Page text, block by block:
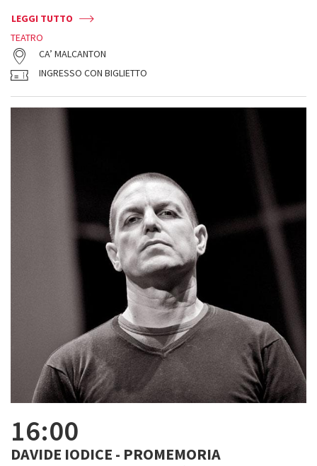
LEGGI TUTTO
TEATRO
CA’ MALCANTON
INGRESSO CON BIGLIETTO
16:00
DAVIDE IODICE - PROMEMORIA